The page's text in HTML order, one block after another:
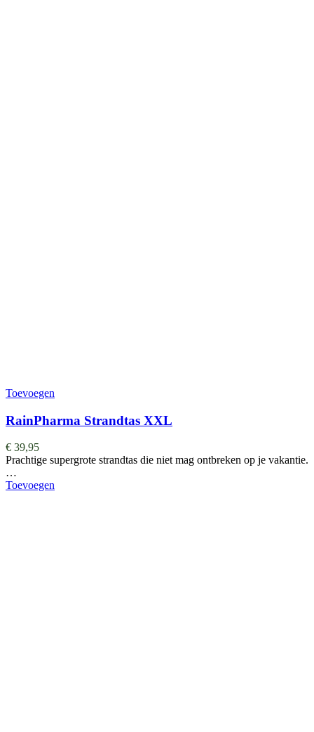
Toevoegen
RainPharma Strandtas XXL
€ 39,95
Prachtige supergrote strandtas die niet mag ontbreken op je vakantie.
…
Toevoegen